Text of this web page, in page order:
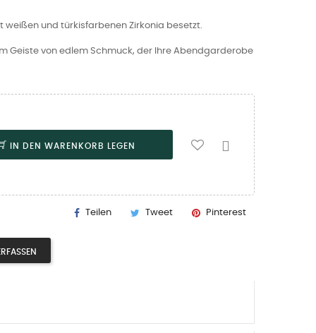
weißen und türkisfarbenen Zirkonia besetzt.
Geiste von edlem Schmuck, der Ihre Abendgarderobe
IN DEN WARENKORB LEGEN 
Teilen Tweet Pinterest